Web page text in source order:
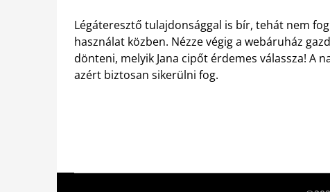
Légáteresztő tulajdonsággal is bír, tehát nem
használat közben. Nézze végig a webáruház
dönteni, melyik Jana cipőt érdemes válassza! A
azért biztosan sikerülni fog.